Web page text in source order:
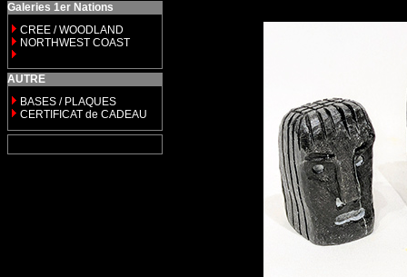
Galeries 1er Nations
CREE / WOODLAND
NORTHWEST COAST
AUTRE
BASES / PLAQUES
CERTIFICAT de CADEAU